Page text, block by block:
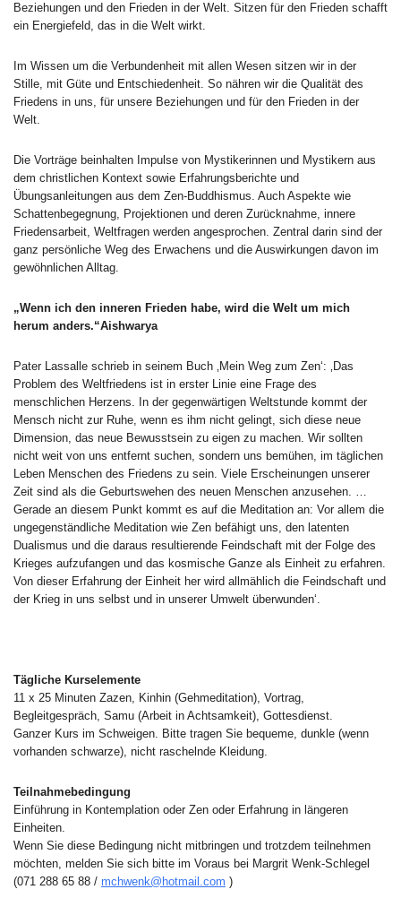
Beziehungen und den Frieden in der Welt. Sitzen für den Frieden schafft
ein Energiefeld, das in die Welt wirkt.
Im Wissen um die Verbundenheit mit allen Wesen sitzen wir in der
Stille, mit Güte und Entschiedenheit. So nähren wir die Qualität des
Friedens in uns, für unsere Beziehungen und für den Frieden in der
Welt.
Die Vorträge beinhalten Impulse von Mystikerinnen und Mystikern aus
dem christlichen Kontext sowie Erfahrungsberichte und
Übungsanleitungen aus dem Zen-Buddhismus. Auch Aspekte wie
Schattenbegegnung, Projektionen und deren Zurücknahme, innere
Friedensarbeit, Weltfragen werden angesprochen. Zentral darin sind der
ganz persönliche Weg des Erwachens und die Auswirkungen davon im
gewöhnlichen Alltag.
„Wenn ich den inneren Frieden habe, wird die Welt um mich
herum anders.“Aishwarya
Pater Lassalle schrieb in seinem Buch ‚Mein Weg zum Zen‘: ‚Das
Problem des Weltfriedens ist in erster Linie eine Frage des
menschlichen Herzens. In der gegenwärtigen Weltstunde kommt der
Mensch nicht zur Ruhe, wenn es ihm nicht gelingt, sich diese neue
Dimension, das neue Bewusstsein zu eigen zu machen. Wir sollten
nicht weit von uns entfernt suchen, sondern uns bemühen, im täglichen
Leben Menschen des Friedens zu sein. Viele Erscheinungen unserer
Zeit sind als die Geburtswehen des neuen Menschen anzusehen. …
Gerade an diesem Punkt kommt es auf die Meditation an: Vor allem die
ungegenständliche Meditation wie Zen befähigt uns, den latenten
Dualismus und die daraus resultierende Feindschaft mit der Folge des
Krieges aufzufangen und das kosmische Ganze als Einheit zu erfahren.
Von dieser Erfahrung der Einheit her wird allmählich die Feindschaft und
der Krieg in uns selbst und in unserer Umwelt überwunden‘.
Tägliche Kurselemente
11 x 25 Minuten Zazen, Kinhin (Gehmeditation), Vortrag,
Begleitgespräch, Samu (Arbeit in Achtsamkeit), Gottesdienst.
Ganzer Kurs im Schweigen. Bitte tragen Sie bequeme, dunkle (wenn
vorhanden schwarze), nicht raschelnde Kleidung.
Teilnahmebedingung
Einführung in Kontemplation oder Zen oder Erfahrung in längeren
Einheiten.
Wenn Sie diese Bedingung nicht mitbringen und trotzdem teilnehmen
möchten, melden Sie sich bitte im Voraus bei Margrit Wenk-Schlegel
(071 288 65 88 / mchwenk@hotmail.com )